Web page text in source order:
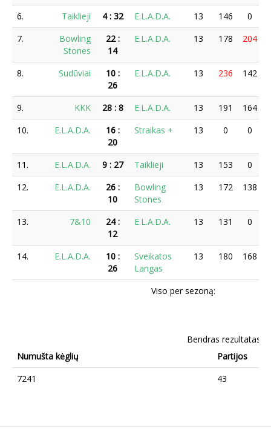
6. Taiklieji 4 : 32 E.L.A.D.A. 13 146 0
7.
Bowling
Stones
22 :
14
E.L.A.D.A. 13 178 204
8. Sudūviai 10 :
26
E.L.A.D.A. 13 236 142
9. KKK 28 : 8 E.L.A.D.A. 13 191 164
10.
E.L.A.D.A. 16 :
20
Straikas + 13 0 0
11. E.L.A.D.A. 9 : 27 Taiklieji 13 153
0
12.
E.L.A.D.A. 26 :
10
Bowling
Stones
13 172 138
13. 7&10 24 :
12
E.L.A.D.A. 13 131 0
14. E.L.A.D.A. 10 :
26
Sveikatos
Langas
13 180 168
Viso per sezoną:
Bendras rezultatas
Numušta kėglių
Partijos
7241
43